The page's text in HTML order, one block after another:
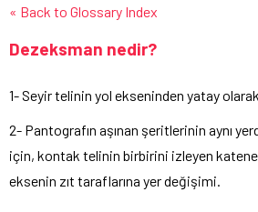
« Back to Glossary Index
Dezeksman nedir?
1- Seyir telinin yol ekseninden yatay olarak
2- Pantografın aşınan şeritlerinin aynı
için, kontak telinin birbirini izleyen
eksenin zıt taraflarına yer değişimi.